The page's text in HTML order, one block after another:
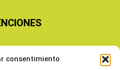
consentimiento